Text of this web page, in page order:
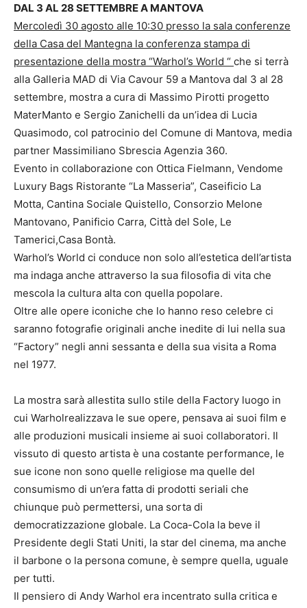
DAL 3 AL 28 SETTEMBREA MANTOVA
Mercoledì 30 agosto alle 10:30 presso la sala conferenze
della Casa del Mantegna la conferenza stampa di
presentazione della mostra “Warhol’s World “ che si terrà
alla Galleria MAD di Via Cavour 59 a Mantova dal 3 al 28
settembre, mostra a cura di Massimo Pirotti progetto
MaterManto e Sergio Zanichelli da un’idea di Lucia
Quasimodo, col patrocinio del Comune di Mantova, media
partner Massimiliano Sbrescia Agenzia 360.
Evento in collaborazione con Ottica Fielmann, Vendome
Luxury Bags Ristorante “La Masseria”, Caseificio La
Motta, Cantina Sociale Quistello, Consorzio Melone
Mantovano, Panificio Carra, Città del Sole, Le
Tamerici,Casa Bontà.
Warhol’s World ci conduce non solo all’estetica dell’artista
ma indaga anche attraverso la sua filosofia di vita che
mescola la cultura alta con quella popolare.
Oltre alle opere iconiche che lo hanno reso celebre ci
saranno fotografie originali anche inedite di lui nella sua
“Factory” negli anni sessanta e della sua visita a Roma
nel 1977.
La mostra sarà allestita sullo stile della Factory luogo in
cui Warholrealizzava le sue opere, pensava ai suoi film e
alle produzioni musicali insieme ai suoi collaboratori. Il
vissuto di questo artista è una costante performance, le
sue icone non sono quelle religiose ma quelle del
consumismo di un’era fatta di prodotti seriali che
chiunque può permettersi, una sorta di
democratizzazione globale. La Coca-Cola la beve il
Presidente degli Stati Uniti, la star del cinema, ma anche
il barbone o la persona comune, è sempre quella, uguale
per tutti.
Il pensiero di Andy Warhol era incentrato sulla critica e